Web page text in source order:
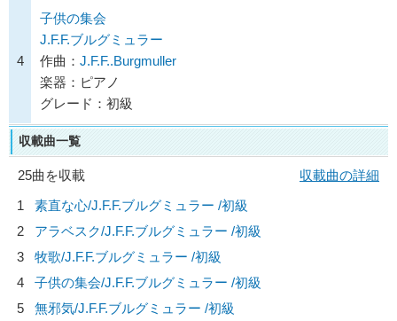
4
子供の集会
J.F.F.ブルグミュラー
作曲： J.F.F..Burgmuller
楽器：ピアノ
グレード：初級
収載曲一覧
25曲を収載
収載曲の詳細
1
素直な心/J.F.F.ブルグミュラー /初級
2
アラベスク/J.F.F.ブルグミュラー /初級
3
牧歌/J.F.F.ブルグミュラー /初級
4
子供の集会/J.F.F.ブルグミュラー /初級
5
無邪気/J.F.F.ブルグミュラー /初級